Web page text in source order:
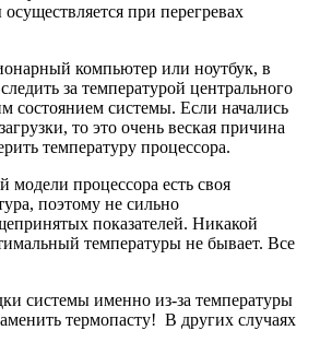
компьютер или ноутбук, в
за температурой центрального
состоянием системы. Если начались
то это очень веская причина
температуру процессора.
модели процессора есть своя
поэтому не сильно
показателей. Никакой
температуры не бывает. Все
системы именно из-за температуры
термопасту! В других случаях